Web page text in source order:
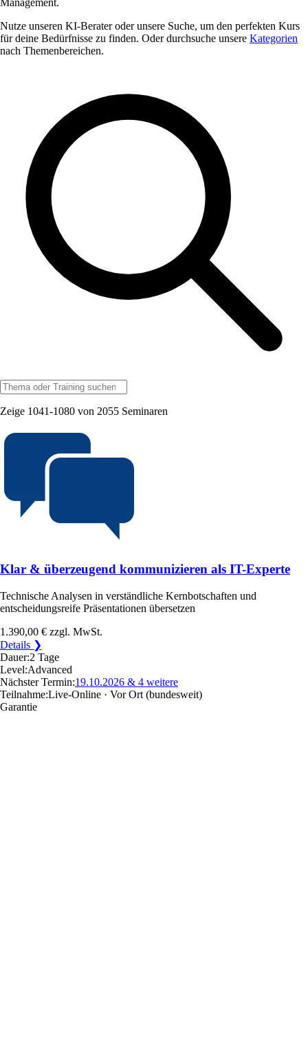
Management.
Nutze unseren KI-Berater oder unsere Suche, um den perfekten Kurs
für deine Bedürfnisse zu finden. Oder durchsuche unsere Kategorien
nach Themenbereichen.
Zeige 1041-1080 von 2055 Seminaren
Klar & überzeugend kommunizieren als IT-Experte
Technische Analysen in verständliche Kernbotschaften und
entscheidungsreife Präsentationen übersetzen
1.390,00 € zzgl. MwSt.
Details ❯
Dauer:2 Tage
Level:Advanced
Nächster Termin:19.10.2026 & 4 weitere
Teilnahme:Live-Online · Vor Ort (bundesweit)
Garantie